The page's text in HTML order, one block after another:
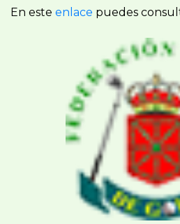
En este enlace puedes